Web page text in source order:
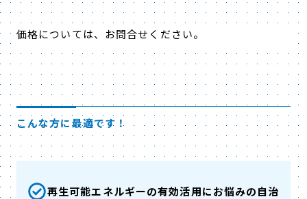
価格については、お問合せください。
こんな方に最適です！
再生可能エネルギーの有効活用にお悩みの自治